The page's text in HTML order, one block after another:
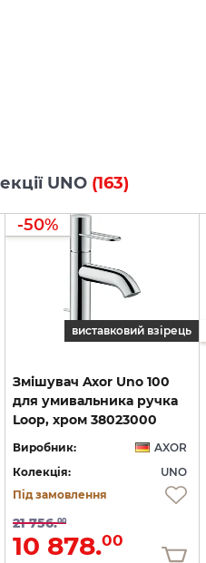
UNO (163)
виставковий взірець
-50%
Змішувач Axor Uno 100
для умивальника ручка
Loop, хром 38023000
Виробник:
AXOR
Колекція:
UNO
Під замовлення
21 756.00
10 878.00